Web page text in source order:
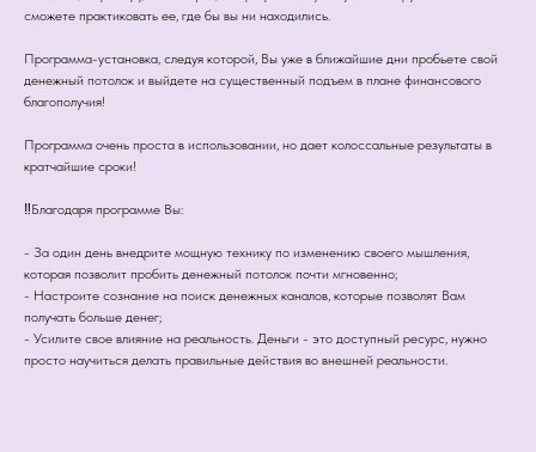
сможете практиковать ее, где бы вы ни находились.
Программа-установка, следуя которой, Вы уже в ближайшие дни пробьете свой
денежный потолок и выйдете на существенный подъем в плане финансового
благополучия!
Программа очень проста в использовании, но дает колоссальные результаты в
кратчайшие сроки!
‼Благодаря программе Вы:
- За один день внедрите мощную технику по изменению своего мышления,
которая позволит пробить денежный потолок почти мгновенно;
- Настроите сознание на поиск денежных каналов, которые позволят Вам
получать больше денег;
- Усилите свое влияние на реальность. Деньги - это доступный ресурс, нужно
просто научиться делать правильные действия во внешней реальности.